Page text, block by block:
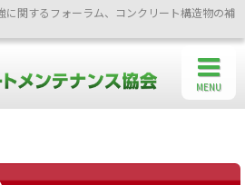
に関するフォーラム、コンクリート構造物の補
MENU